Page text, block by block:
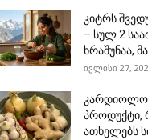
კიტრს
– სულ 2
ხრაშუნაა,
ივლისი 27,
პროდუქტი,
ათხელებს